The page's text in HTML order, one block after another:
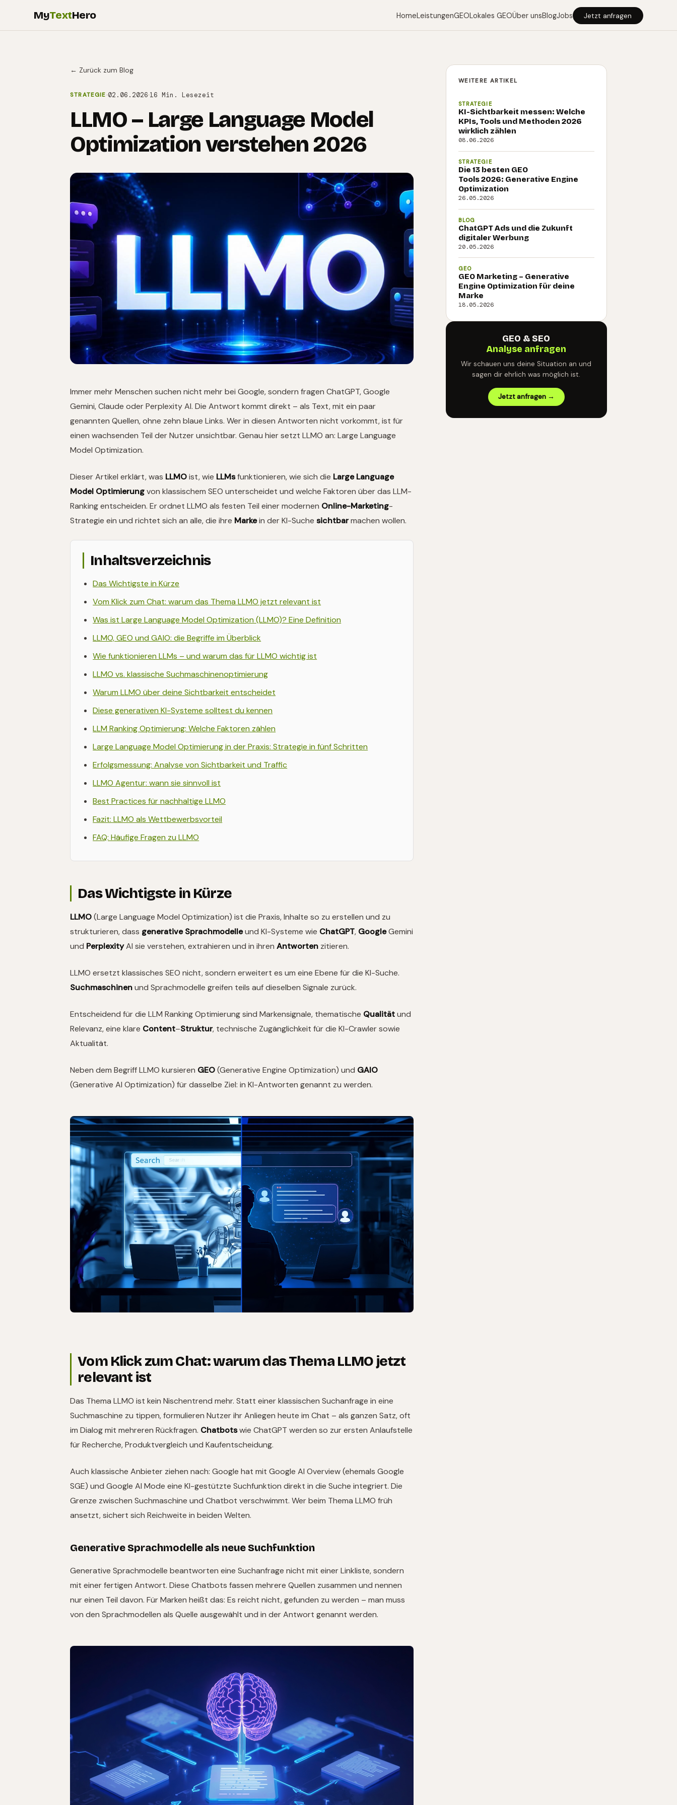
MyTextHero HomeLeistungenGEOLokales GEOÜber unsBlogJobs Jetzt anfragen
← Zurück zum Blog
STRATEGIE 02.06.2026 16 Min. Lesezeit
LLMO – Large Language Model
Optimization verstehen 2026
Immer mehr Menschen suchen nicht mehr bei Google, sondern fragen ChatGPT, Google
Gemini, Claude oder Perplexity AI. Die Antwort kommt direkt – als Text, mit ein paar
genannten Quellen, ohne zehn blaue Links. Wer in diesen Antworten nicht vorkommt, ist für
einen wachsenden Teil der Nutzer unsichtbar. Genau hier setzt LLMO an: Large Language
Model Optimization.
Dieser Artikel erklärt, was LLMOist, wie LLMsfunktionieren, wie sich die Large Language
Model Optimierungvon klassischem SEO unterscheidet und welche Faktoren über das LLM-
Ranking entscheiden. Er ordnet LLMO als festen Teil einer modernen Online-Marketing-
Strategie ein und richtet sich an alle, die ihre Markein der KI-Suchesichtbarmachen wollen.
Inhaltsverzeichnis
Das Wichtigste in Kürze
Vom Klick zum Chat: warum das Thema LLMO jetzt relevant ist
Was ist Large Language Model Optimization (LLMO)? Eine Definition
LLMO, GEO und GAIO: die Begriffe im Überblick
Wie funktionieren LLMs – und warum das für LLMO wichtig ist
LLMO vs. klassische Suchmaschinenoptimierung
Warum LLMO über deine Sichtbarkeit entscheidet
Diese generativen KI-Systeme solltest du kennen
LLM Ranking Optimierung: Welche Faktoren zählen
Large Language Model Optimierung in der Praxis: Strategie in fünf Schritten
Erfolgsmessung: Analyse von Sichtbarkeit und Traffic
LLMO Agentur: wann sie sinnvoll ist
Best Practices für nachhaltige LLMO
Fazit: LLMO als Wettbewerbsvorteil
FAQ: Häufige Fragen zu LLMO
Das Wichtigste in Kürze
LLMO(Large Language Model Optimization) ist die Praxis, Inhalte so zu erstellen und zu
strukturieren, dass generative Sprachmodelleund KI-Systeme wie ChatGPT, GoogleGemini
und PerplexityAI sie verstehen, extrahieren und in ihrenAntworten zitieren.
LLMO ersetzt klassisches SEO nicht, sondern erweitert es um eine Ebene für die KI-Suche.
Suchmaschinenund Sprachmodelle greifen teils auf dieselben Signale zurück.
Entscheidend für die LLM Ranking Optimierung sind Markensignale, thematische Qualitätund
Relevanz, eine klare Content–Struktur, technische Zugänglichkeit für die KI-Crawler sowie
Aktualität.
Neben dem Begriff LLMO kursieren GEO(Generative Engine Optimization) und GAIO
(Generative AI Optimization) für dasselbe Ziel: in KI-Antworten genannt zu werden.
Vom Klick zum Chat: warum das Thema LLMO jetzt
relevant ist
Das Thema LLMO ist kein Nischentrend mehr. Statt einer klassischen Suchanfrage in eine
Suchmaschine zu tippen, formulieren Nutzer ihr Anliegen heute im Chat – als ganzen Satz, oft
im Dialog mit mehreren Rückfragen. Chatbotswie ChatGPT werden so zur ersten Anlaufstelle
für Recherche, Produktvergleich und Kaufentscheidung.
Auch klassische Anbieter ziehen nach: Google hat mit Google AI Overview (ehemals Google
SGE) und Google AI Mode eine KI-gestützte Suchfunktion direkt in die Suche integriert. Die
Grenze zwischen Suchmaschine und Chatbot verschwimmt. Wer beim Thema LLMO früh
ansetzt, sichert sich Reichweite in beiden Welten.
Generative Sprachmodelle als neue Suchfunktion
Generative Sprachmodelle beantworten eine Suchanfrage nicht mit einer Linkliste, sondern
mit einer fertigen Antwort. Diese Chatbots fassen mehrere Quellen zusammen und nennen
nur einen Teil davon. Für Marken heißt das: Es reicht nicht, gefunden zu werden – man muss
von den Sprachmodellen als Quelle ausgewählt und in der Antwort genannt werden.
WEITERE ARTIKEL
STRATEGIE
KI-Sichtbarkeit messen: Welche
KPIs, Tools und Methoden 2026
wirklich zählen
08.06.2026
STRATEGIE
Die 13 besten GEO
Tools 2026: Generative Engine
Optimization
26.05.2026
BLOG
ChatGPT Ads und die Zukunft
digitaler Werbung
20.05.2026
GEO
GEO Marketing – Generative
Engine Optimization für deine
Marke
18.05.2026
GEO & SEO
Analyse anfragen
Wir schauen uns deine Situation an und
sagen dir ehrlich was möglich ist.
Jetzt anfragen →